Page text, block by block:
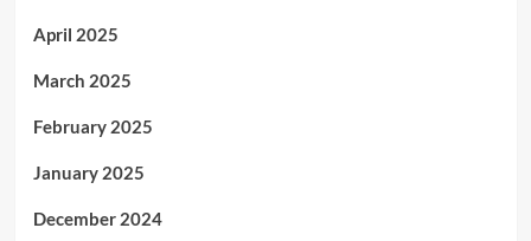
April 2025
March 2025
February 2025
January 2025
December 2024